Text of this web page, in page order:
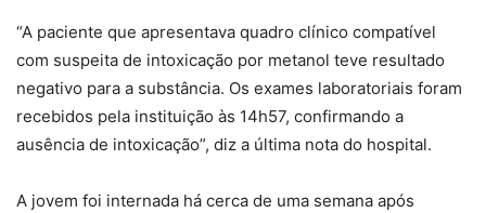
“A paciente que apresentava quadro clínico compatível
com suspeita de intoxicação por metanol teve resultado
negativo para a substância. Os exames laboratoriais foram
recebidos pela instituição às 14h57, confirmando a
ausência de intoxicação”, diz a última nota do hospital.
A jovem foi internada há cerca de uma semana após